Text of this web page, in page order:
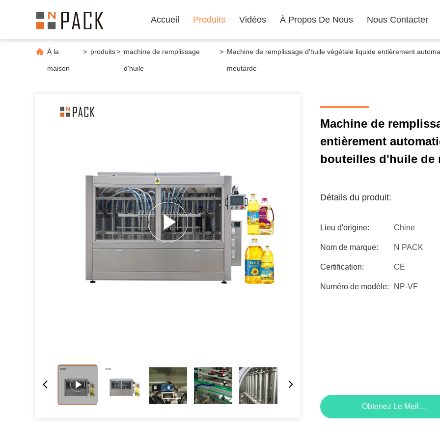
Accueil Produits Vidéos À Propos De Nous Nous Contacter
À la
maison
> produits> machine de remplissage
d'huile
> Machine de remplissage d'huile végétale liquide entièrement
moutarde
Machine de
entièrement
bouteilles d'huile de
Détails du produit:
Lieu d'origine: Chine
Nom de marque: N PACK
Certification: CE
Numéro de modèle: NP-VF
Obtenez Le Meilleur